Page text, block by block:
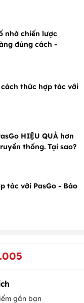
nhờ chiến lược
đúng cách -
cách thức hợp tác với
HIỆU QUẢ hơn
thống. Tại sao?
tác với PasGo - Báo
gần bạn